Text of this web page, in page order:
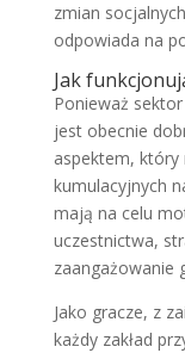
zmian
odpowiada na
Jak
Ponieważ
jest obecnie
aspektem, który
kumulacyjnych
mają na celu
uczestnictwa,
zaangażowanie
Jako gracze, z
każdy zakład